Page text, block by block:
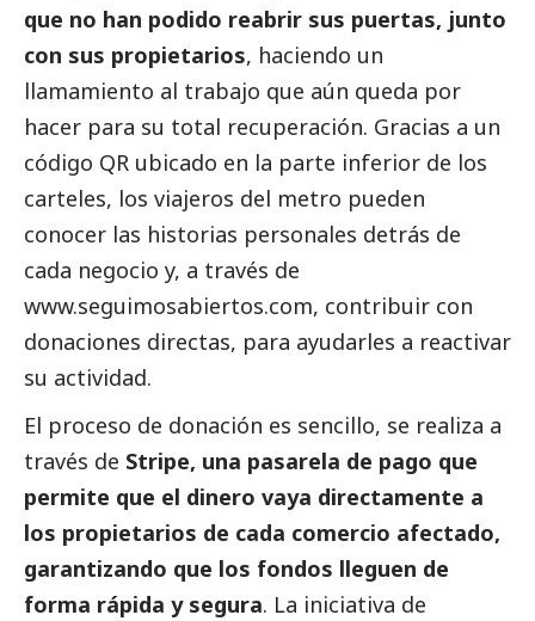
que no han podido reabrir sus puertas, junto
con sus propietarios, haciendo un
llamamiento al trabajo que aún queda por
hacer para su total recuperación. Gracias a un
código QR ubicado en la parte inferior de los
carteles, los viajeros del metro pueden
conocer las historias personales detrás de
cada negocio y, a través de
www.seguimosabiertos.com, contribuir con
donaciones directas, para ayudarles a reactivar
su actividad.
El proceso de donación es sencillo, se realiza a
través de Stripe, una pasarela de pago que
permite que el dinero vaya directamente a
los propietarios de cada comercio afectado,
garantizando que los fondos lleguen de
forma rápida y segura. La iniciativa de